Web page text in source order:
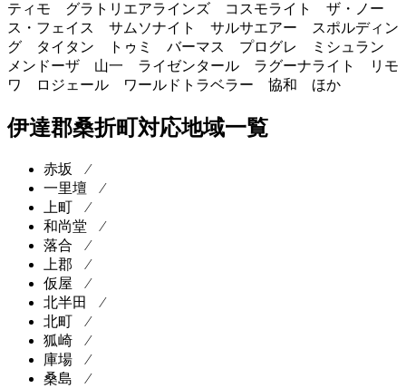
ティモ グラトリエアラインズ コスモライト ザ・ノー
ス・フェイス サムソナイト サルサエアー スポルディン
グ タイタン トゥミ バーマス プログレ ミシュラン
メンドーザ 山一 ライゼンタール ラグーナライト リモ
ワ ロジェール ワールドトラベラー 協和 ほか
伊達郡桑折町対応地域一覧
赤坂 ⁄
一里壇 ⁄
上町 ⁄
和尚堂 ⁄
落合 ⁄
上郡 ⁄
仮屋 ⁄
北半田 ⁄
北町 ⁄
狐崎 ⁄
庫場 ⁄
桑島 ⁄